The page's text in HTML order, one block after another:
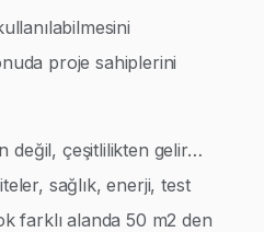
proje sahiplerini
değil, çeşitlilikten gelir…
sağlık, enerji, test
farklı alanda 50 m2 den